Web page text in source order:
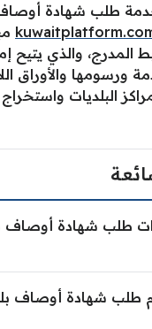
خدمة طلب شهادة
المدرج، والذي يتيح
ورسومها والأوراق
البلديات
طلب شهادة أوصاف
طلب شهادة أوصاف